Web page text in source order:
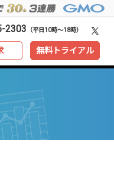
2303 （平日10時～18時）
無料トライアル